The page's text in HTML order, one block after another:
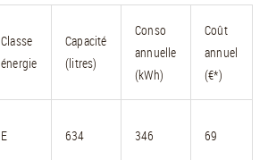
Classe
énergie
Capacité
(litres)
Conso
annuelle
(kWh)
Coût
annuel
(€*)
E 634 346 69